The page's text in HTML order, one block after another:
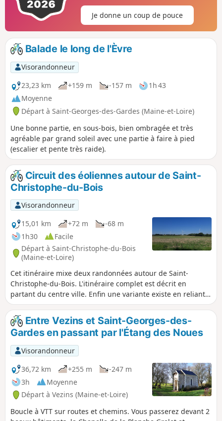
Je donne un coup de pouce
Balade le long de l'Èvre
Visorandonneur
23,23 km
+159 m -157 m
1h 43
Moyenne
Départ à Saint-Georges-des-Gardes (Maine-et-Loire)
Une bonne partie, en sous-bois, bien ombragée et très
agréable par grand soleil avec une partie à faire à pied
(escalier et pente très raide).
Circuit des éoliennes autour de Saint-
Christophe-du-Bois
Visorandonneur
15,01 km
+72 m
-68 m
1h30
Facile
Départ à Saint-Christophe-du-Bois
(Maine-et-Loire)
Cet itinéraire mixe deux randonnées autour de Saint-
Christophe-du-Bois. L'itinéraire complet est décrit en
partant du centre ville. Enfin une variante existe en reliant
directement le (1) au (4) par un sentier.
Entre Vezins et Saint-Georges-des-
Gardes en passant par l'Étang des Noues
Visorandonneur
36,72 km
+255 m
-247 m
3h
Moyenne
Départ à Vezins (Maine-et-Loire)
Boucle à VTT sur routes et chemins. Vous passerez devant 2